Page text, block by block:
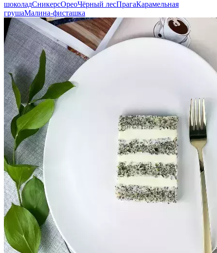
шоколадСникерсОреоЧёрный лесПрагаКарамельная
грушаМалина-фисташка